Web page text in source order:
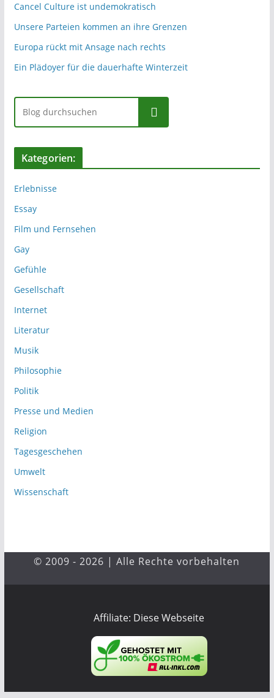
Cancel Culture ist undemokratisch
Unsere Parteien kommen an ihre Grenzen
Europa rückt mit Ansage nach rechts
Ein Plädoyer für die dauerhafte Winterzeit
Suchen
Kategorien:
Erlebnisse
Essay
Film und Fernsehen
Gay
Gefühle
Gesellschaft
Internet
Literatur
Musik
Philosophie
Politik
Presse und Medien
Religion
Tagesgeschehen
Umwelt
Wissenschaft
© 2009 - 2026 | Alle Rechte vorbehalten
Affiliate: Diese Webseite